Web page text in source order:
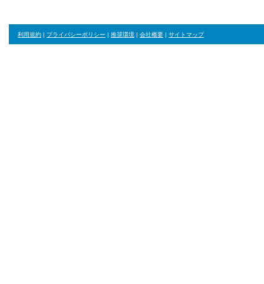
利用規約 | プライバシーポリシー | 推奨環境 | 会社概要 | サイトマップ